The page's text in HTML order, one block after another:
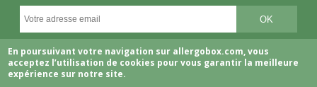
Suivez-nous
En poursuivant votre navigation sur allergobox.com, vous
acceptez l’utilisation de cookies pour vous garantir la meilleure
expérience sur notre site.